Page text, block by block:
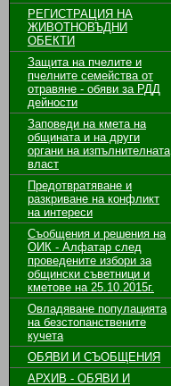
РЕГИСТРАЦИЯ НА
ЖИВОТНОВЪДНИ
ОБЕКТИ
Защита на пчелите и
пчелните семейства от
отравяне - обяви за РДД
дейности
Заповеди на кмета на
общината и на други
органи на изпълнителната
власт
Предотвратяване и
разкриване на конфликт
на интереси
Съобщения и решения на
ОИК - Алфатар след
проведените избори за
общински съветници и
кметове на 25.10.2015г.
Овладяване популацията
на безстопанствените
кучета
ОБЯВИ И СЪОБЩЕНИЯ
АРХИВ - ОБЯВИ И